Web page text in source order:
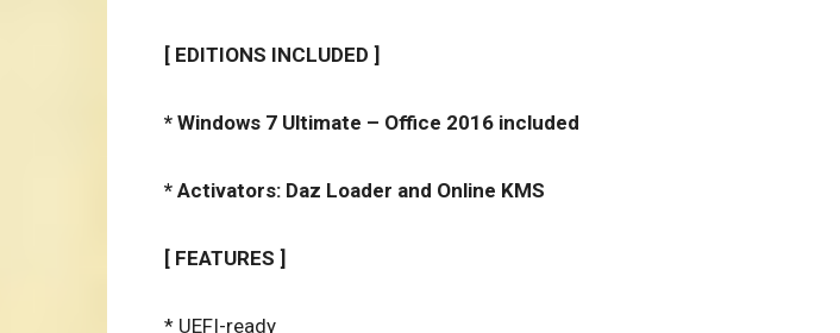
[ EDITIONS INCLUDED ]
* Windows 7 Ultimate – Office 2016 included
* Activators: Daz Loader and Online KMS
[ FEATURES ]
* UEFI-ready